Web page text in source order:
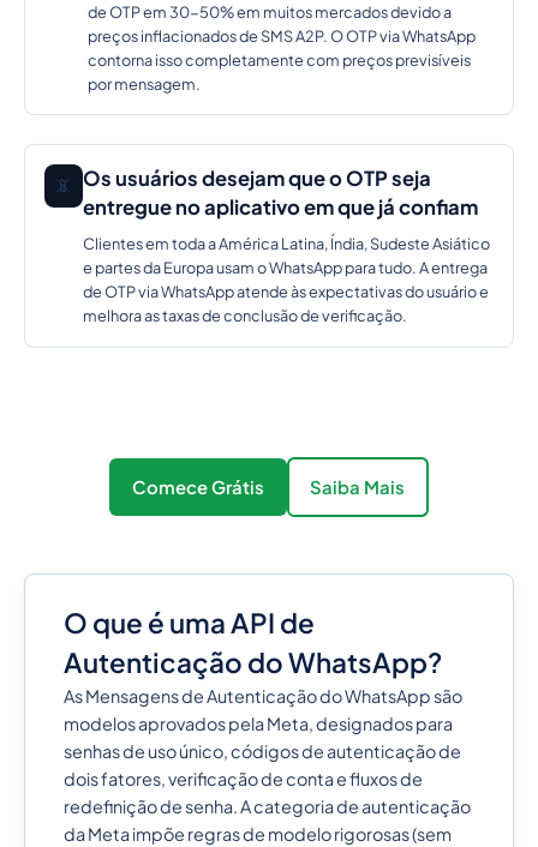
de OTP em 30-50% em muitos mercados devido a
preços inflacionados de SMS A2P. O OTP via WhatsApp
contorna isso completamente com preços previsíveis
por mensagem.
📵 Os usuários desejam que o OTP seja
entregue no aplicativo em que já confiam
Clientes em toda a América Latina, Índia, Sudeste Asiático
e partes da Europa usam o WhatsApp para tudo. A entrega
de OTP via WhatsApp atende às expectativas do usuário e
melhora as taxas de conclusão de verificação.
Comece Grátis Saiba Mais
O que é uma API de
Autenticação do WhatsApp?
As Mensagens de Autenticação do WhatsApp são
modelos aprovados pela Meta, designados para
senhas de uso único, códigos de autenticação de
dois fatores, verificação de conta e fluxos de
redefinição de senha. A categoria de autenticação
da Meta impõe regras de modelo rigorosas (sem